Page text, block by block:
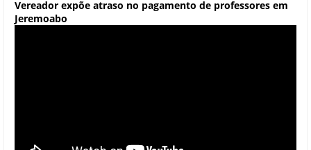
Vereador expõe atraso no pagamento de professores em
Jeremoabo